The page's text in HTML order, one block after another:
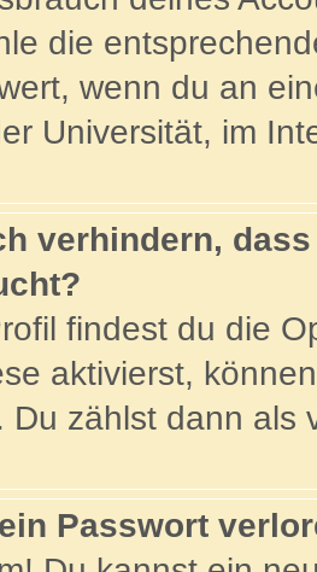
die
wenn du an
Universität, im
verhindern,
findest du die
aktivierst,
Du zählst dann als
Passwort